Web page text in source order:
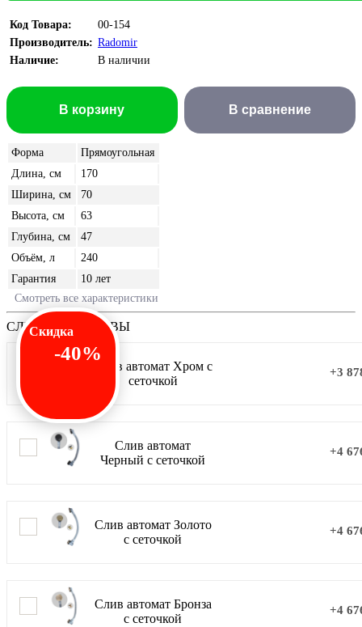
Скидка
-40%
Код Товара:
00-154
Производитель: Radomir
Наличие:
В наличии
В сравнение
В корзину
Форма
Прямоугольная
Длина, см
170
Ширина, см
70
Высота, см
63
Глубина, см
47
Объём, л
240
Гарантия
10 лет
Смотреть все характеристики
СЛИВЫ-ПЕРЕЛИВЫ
Слив автомат Хром с
сеточкой
+3
Слив автомат
Черный с сеточкой
+4
Слив автомат Золото
с сеточкой
+4
Слив автомат Бронза
с сеточкой
+4